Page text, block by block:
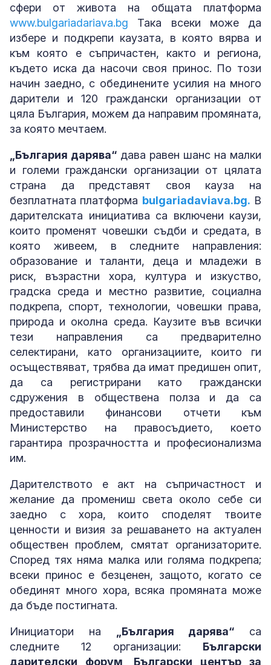
сфери от живота на общата платформа
www.bulgariadariava.bg Така всеки може да
избере и подкрепи каузата, в която вярва и
към която е съпричастен, както и региона,
където иска да насочи своя принос. По този
начин заедно, с обединените усилия на много
дарители и 120 граждански организации от
цяла България, можем да направим промяната,
за която мечтаем.
„България дарява“ дава равен шанс на малки
и големи граждански организации от цялата
страна да представят своя кауза на
безплатната платформа bulgariadaviava.bg. В
дарителската инициатива са включени каузи,
които променят човешки съдби и средата, в
която живеем, в следните направления:
образование и таланти, деца и младежи в
риск, възрастни хора, култура и изкуство,
градска среда и местно развитие, социална
подкрепа, спорт, технологии, човешки права,
природа и околна среда. Каузите във всички
тези направления са предварително
селектирани, като организациите, които ги
осъществяват, трябва да имат предишен опит,
да са регистрирани като граждански
сдружения в обществена полза и да са
предоставили финансови отчети към
Министерство на правосъдието, което
гарантира прозрачността и професионализма
им.
Дарителството е акт на съпричастност и
желание да промениш света около себе си
заедно с хора, които споделят твоите
ценности и визия за решаването на актуален
обществен проблем, смятат организаторите.
Според тях няма малка или голяма подкрепа;
всеки принос е безценен, защото, когато се
обединят много хора, всяка промяната може
да бъде постигната.
Инициатори на „България дарява“ са
следните 12 организации: Български
дарителски форум, Български център за